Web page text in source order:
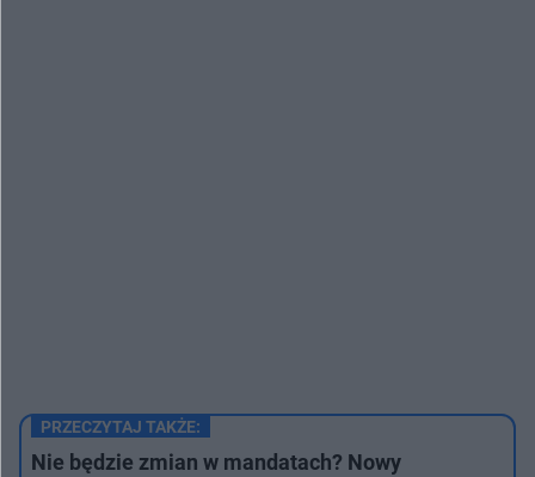
PRZECZYTAJ TAKŻE:
Nie będzie zmian w mandatach? Nowy